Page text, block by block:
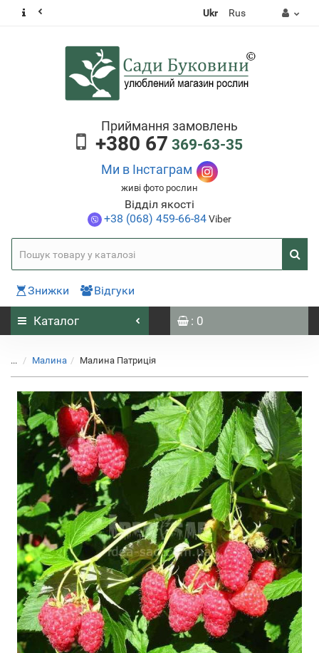
Ukr Rus
Приймання замовлень
+380 67 369-63-35
Ми в Інстаграм
живі фото рослин
Відділ якості
+38 (068) 459-66-84Viber
Знижки Відгуки
Каталог : 0
... Малина Малина Патриція